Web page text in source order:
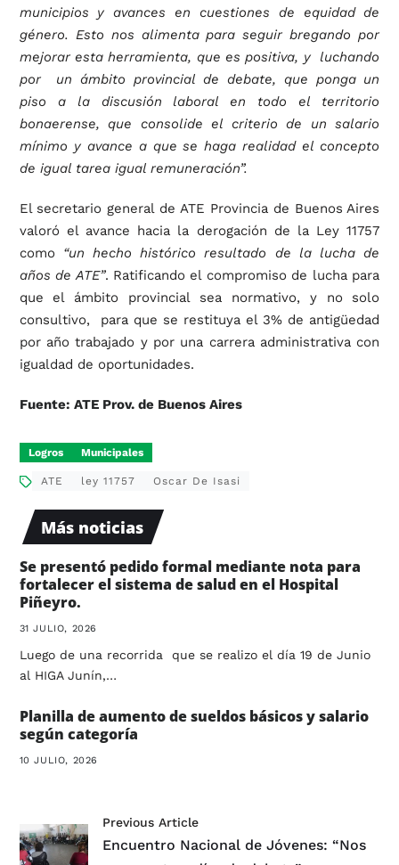
municipios y avances en cuestiones de equidad de
género. Esto nos alimenta para seguir bregando por
mejorar esta herramienta, que es positiva, y luchando
por un ámbito provincial de debate, que ponga un
piso a la discusión laboral en todo el territorio
bonaerense, que consolide el criterio de un salario
mínimo y avance a que se haga realidad el concepto
de igual tarea igual remuneración”.
El secretario general de ATE Provincia de Buenos Aires
valoró el avance hacia la derogación de la Ley 11757
como “un hecho histórico resultado de la lucha de
años de ATE”. Ratificando el compromiso de lucha para
que el ámbito provincial sea normativo, y no solo
consultivo, para que se restituya el 3% de antigüedad
por año trabajado y por una carrera administrativa con
igualdad de oportunidades.
Fuente: ATE Prov. de Buenos Aires
Logros Municipales
ATE ley 11757 Oscar De Isasi
Más noticias
Se presentó pedido formal mediante nota para
fortalecer el sistema de salud en el Hospital
Piñeyro.
31 JULIO, 2026
Luego de una recorrida que se realizo el día 19 de Junio
al HIGA Junín,…
Planilla de aumento de sueldos básicos y salario
según categoría
10 JULIO, 2026
Previous Article
Encuentro Nacional de Jóvenes: “Nos